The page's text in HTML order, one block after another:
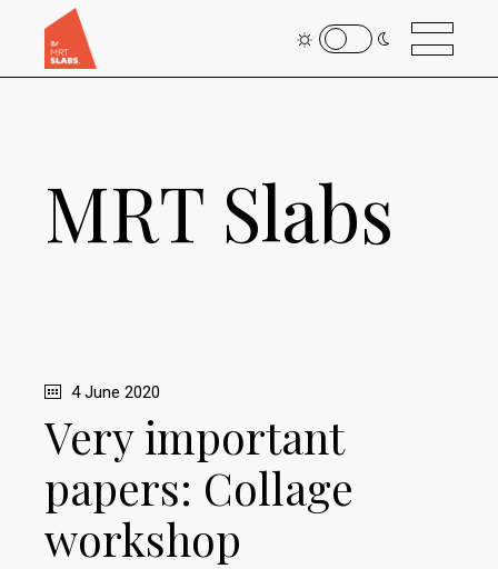
MRT Slabs
4 June 2020
Very important
papers: Collage
workshop